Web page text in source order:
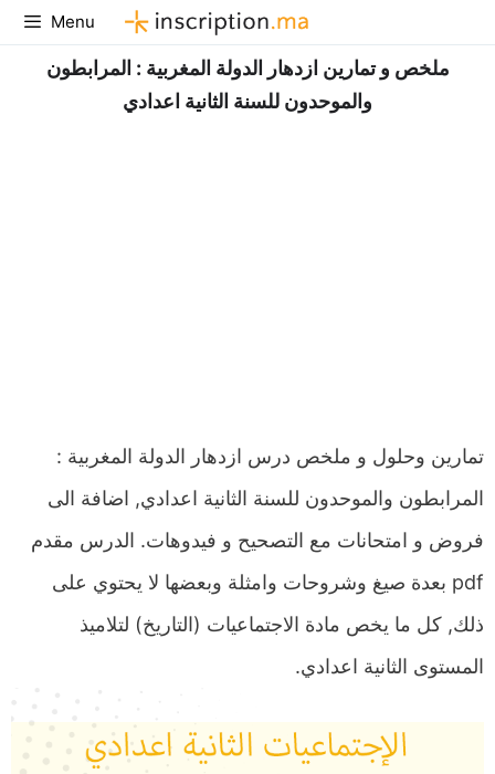
Aller
au
contenu
Menu
ملخص و تمارين ازدهار الدولة المغربية : المرابطون
والموحدون للسنة الثانية اعدادي
تمارين وحلول و ملخص درس ازدهار الدولة المغربية :
المرابطون والموحدون للسنة الثانية اعدادي, اضافة الى
فروض و امتحانات مع التصحيح و فيدوهات. الدرس مقدم
pdf بعدة صيغ وشروحات وامثلة وبعضها لا يحتوي على
ذلك, كل ما يخص مادة الاجتماعيات (التاريخ) لتلاميذ
المستوى الثانية اعدادي.